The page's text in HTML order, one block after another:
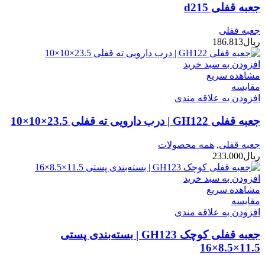
جعبه قفلی d215
جعبه قفلی
ریال186.813
افزودن به سبد خرید
مشاهده سریع
مقایسه
افزودن به علاقه مندی
جعبه قفلی GH122 | درب دارویی ته قفلی 23.5×10×10
جعبه قفلی, همه محصولات
ریال233.000
افزودن به سبد خرید
مشاهده سریع
مقایسه
افزودن به علاقه مندی
جعبه قفلی کوچک GH123 | بسته‌بندی پستی
11.5×8.5×16